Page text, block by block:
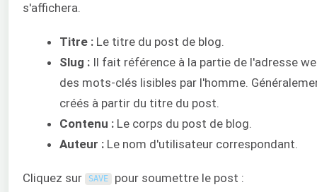
s'affichera.
Titre : Le titre du post de blog.
Slug : Il fait référence à la partie de l'adresse
des mots-clés lisibles par l'homme.
créés à partir du titre du post.
Contenu : Le corps du post de blog.
Auteur : Le nom d'utilisateur correspondant.
Cliquez sur SAVE pour soumettre le post :